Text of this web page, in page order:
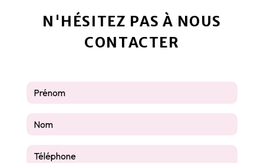
N'HÉSITEZ PAS À NOUS
CONTACTER